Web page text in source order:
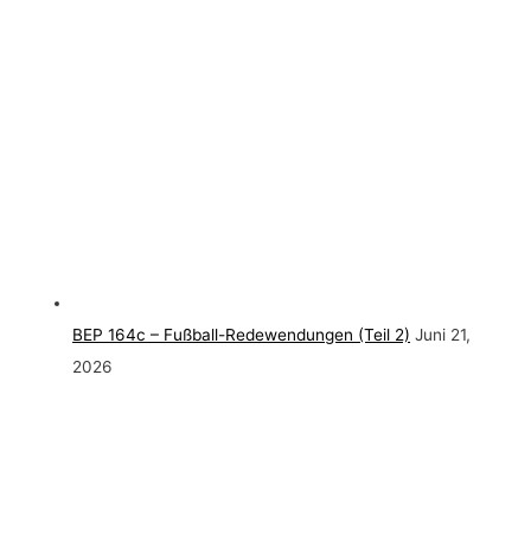
BEP 164c – Fußball-Redewendungen (Teil 2) Juni 21,
2026